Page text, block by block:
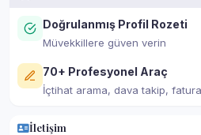
Doğrulanmış Profil Rozeti
Müvekkillere güven verin
70+ Profesyonel Araç
İçtihat arama, dava takip,
İletişim